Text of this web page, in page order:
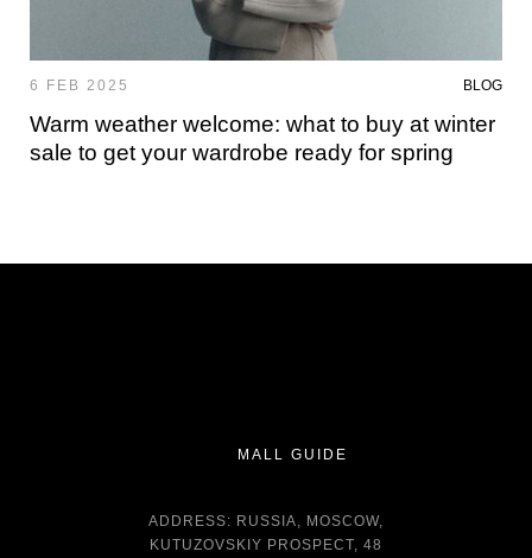
6 FEB 2025 BLOG
Warm weather welcome: what to buy at winter
sale to get your wardrobe ready for spring
MALL GUIDE
ADDRESS: RUSSIA, MOSCOW,
KUTUZOVSKIY PROSPECT, 48